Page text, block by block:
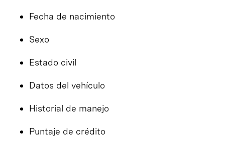
Fecha de nacimiento
Sexo
Estado civil
Datos del vehículo
Historial de manejo
Puntaje de crédito